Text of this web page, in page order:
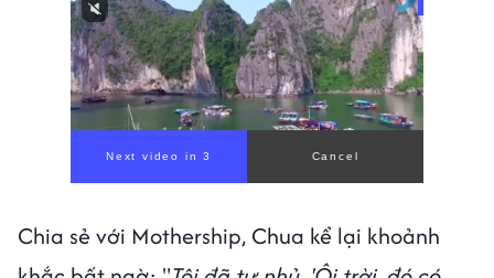
Chia sẻ với Mothership, Chua kể lại khoảnh